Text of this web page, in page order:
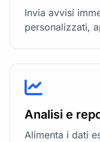
Invia avvisi
personalizzati,
Analisi e
Alimenta i dati